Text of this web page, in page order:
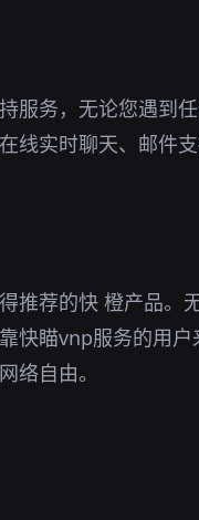
服务，无论您遇到
线实时聊天、邮件
推荐的快 橙产品。
快瞄vnp服务的用
络自由。